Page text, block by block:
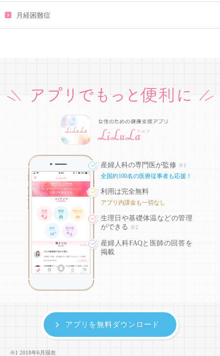
月経困難症
産婦人科の専門医が監修 ※1
全国約100名の医療従事者も応援！
利用は完全無料
アプリ内課金も一切なし
生理日や基礎体温などの管理
ができる
※2
産婦人科FAQと医師の回答を
掲載
※1 2018年6月現在
アプリを無料ダウンロード